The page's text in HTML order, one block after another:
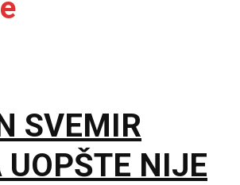
SVEMIR
NIJE